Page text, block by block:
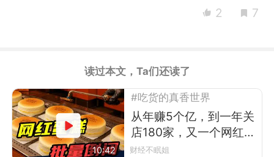
2 7
读过本文，Ta们还读了
10:42
#吃货的真香世界
从年赚5个亿，到一年关
店180家，又一个网红排
队王倒下
财经不眠姐